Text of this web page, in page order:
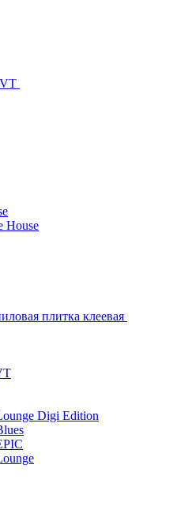
House
плитка клеевая
Digi Edition